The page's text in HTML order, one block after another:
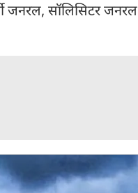
जनरल, सॉलिसिटर जनरल